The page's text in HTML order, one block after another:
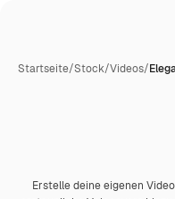
Startseite/Stock/Videos/
Premium
Erstelle deine eigenen